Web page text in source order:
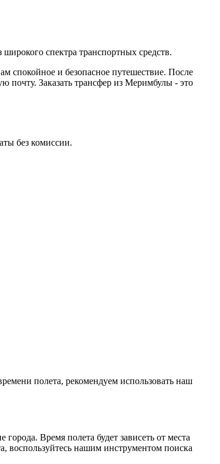
спектра транспортных средств.
спокойное и безопасное путешествие. После
Заказать трансфер из Меримбулы - это
без комиссии.
полета, рекомендуем использовать наш
Время полета будет зависеть от места
воспользуйтесь нашим инструментом поиска